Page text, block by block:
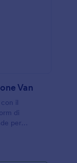
Van
il
di
per